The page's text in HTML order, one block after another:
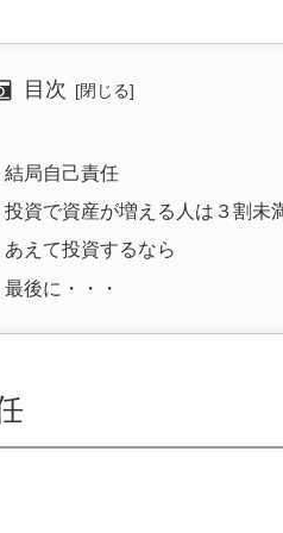
目次
結局自己責任
投資で資産が増える人は３割未
あえて投資するなら
最後に・・・